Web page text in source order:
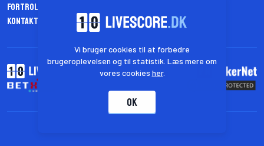
Fortrolighedspolitik
Kontakt os
Vi bruger cookies til at forbedre
brugeroplevelsen og til statistik. Læs mere om
vores cookies her.
OK